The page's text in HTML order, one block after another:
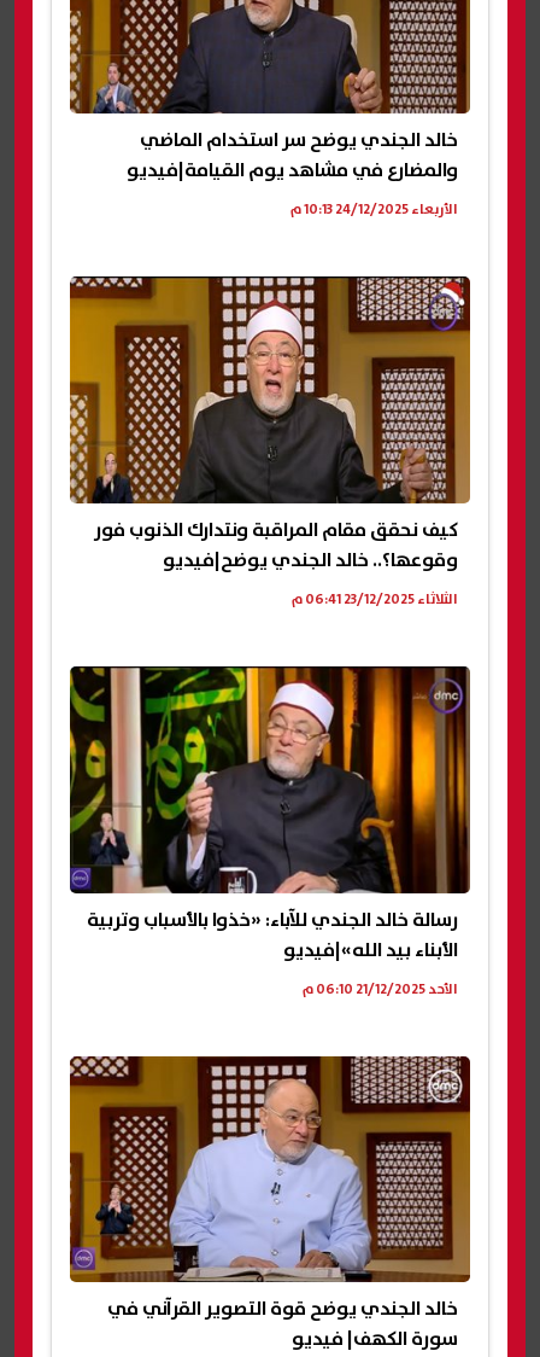
خالد الجندي يوضح سر استخدام الماضي
والمضارع في مشاهد يوم القيامة|فيديو
الأربعاء 24/12/2025 10:13 م
كيف نحقق مقام المراقبة ونتدارك الذنوب فور
وقوعها؟.. خالد الجندي يوضح|فيديو
الثلاثاء 23/12/2025 06:41 م
رسالة خالد الجندي للآباء: «خذوا بالأسباب وتربية
الأبناء بيد الله»|فيديو
الأحد 21/12/2025 06:10 م
خالد الجندي يوضح قوة التصوير القرآني في
سورة الكهف| فيديو